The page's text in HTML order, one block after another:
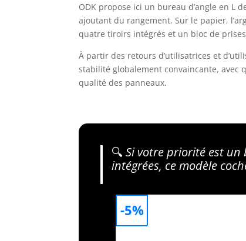
ODK propose ici un bureau d’angle en L
ajoutant du rangement. Sur le papier,
quatre tiroirs intégrés et un bloc de
À partir des retours d’utilisatrices et
stabilité globalement convaincante,
qualité des panneaux.
🔍 Si votre priorité est un
intégrées, ce modèle
-5%